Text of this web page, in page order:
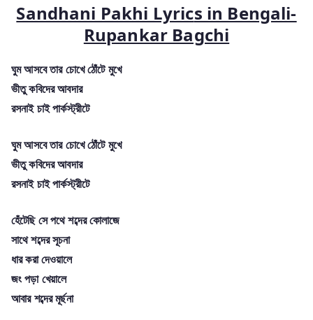
Sandhani Pakhi Lyrics in Bengali-
Rupankar Bagchi
ঘুম আসবে তার চোখে ঠোঁটে মুখে
ভীতু কবিদের আবদার
রসনাই চাই পার্কস্ট্রীটে
ঘুম আসবে তার চোখে ঠোঁটে মুখে
ভীতু কবিদের আবদার
রসনাই চাই পার্কস্ট্রীটে
হেঁটেছি সে পথে শব্দের কোলাজে
সাথে‌ শব্দের সূচনা
ধার করা দেওয়ালে
জং পড়া খেয়ালে
আবার শব্দের মূর্ছনা